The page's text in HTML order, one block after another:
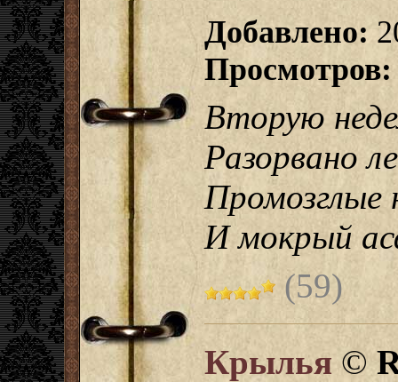
Добавлено:
Просмотров:
Вторую
Разорвано
Промозглые
И мокрый
(59)
Крылья ©